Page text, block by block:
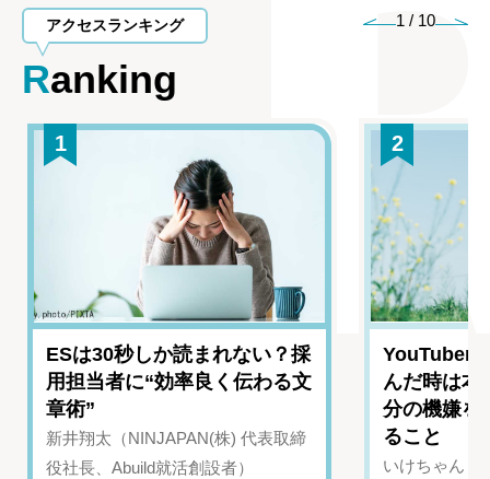
アクセスランキング
Ranking
1 / 10
1
ESは30秒しか読まれない？採
用担当者に“効率良く伝わる文
章術”
新井翔太（NINJAPAN(株) 代表取締
役社長、Abuild就活創設者）
2
YouTuber
んだ時は
分の機嫌を
ること
いけちゃん（